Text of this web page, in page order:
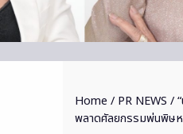
Home / PR NEWS /
พลาดศัลยกรรมพ่นพิษห